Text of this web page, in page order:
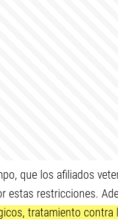
que los afiliados
estas restricciones.
tratamiento contra